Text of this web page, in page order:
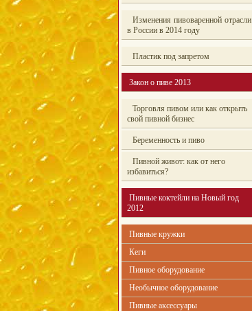
Изменения пивоваренной отрасли
в России в 2014 году
Пластик под запретом
Закон о пиве 2013
Торговля пивом или как открыть
свой пивной бизнес
Беременность и пиво
Пивной живот: как от него
избавиться?
Пивные коктейли на Новый год
2012
Пивные кружки
Кеги
Пивное оборудование
Необычное оборудование
Пивные аксессуары